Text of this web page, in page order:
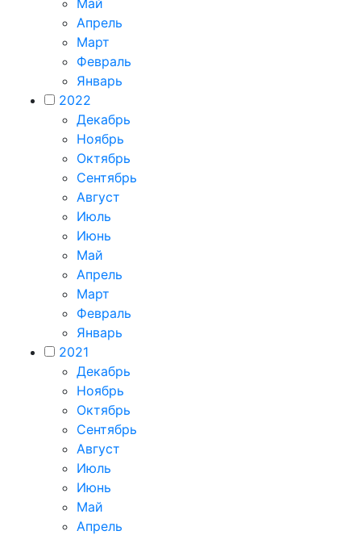
Апрель
Март
Февраль
Январь
2022
Декабрь
Ноябрь
Октябрь
Сентябрь
Август
Июль
Июнь
Май
Апрель
Март
Февраль
Январь
2021
Декабрь
Ноябрь
Октябрь
Сентябрь
Август
Июль
Июнь
Май
Апрель